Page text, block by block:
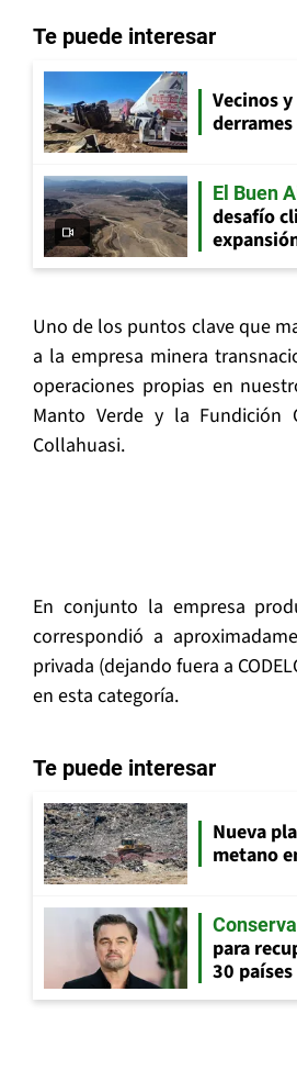
Te puede interesar
Vecinos
El Buen
desafío
Uno de los puntos clave que
a la empresa minera
operaciones propias en
Manto Verde y la
Collahuasi.
En conjunto la empresa
correspondió a
privada (dejando fuera a
en esta categoría.
Te puede interesar
Nueva
metano
para
30 países